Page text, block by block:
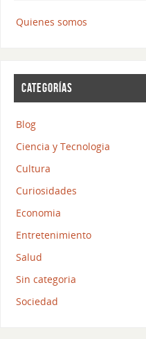
Quienes somos
CATEGORÍAS
Blog
Ciencia y Tecnologia
Cultura
Curiosidades
Economia
Entretenimiento
Salud
Sin categoria
Sociedad